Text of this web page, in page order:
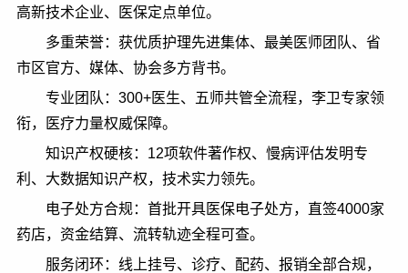
高新技术企业、医保定点单位。
多重荣誉：获优质护理先进集体、最美医师团队、省
市区官方、媒体、协会多方背书。
专业团队：300+医生、五师共管全流程，李卫专家领
衔，医疗力量权威保障。
知识产权硬核：12项软件著作权、慢病评估发明专
利、大数据知识产权，技术实力领先。
电子处方合规：首批开具医保电子处方，直签4000家
药店，资金结算、流转轨迹全程可查。
服务闭环：线上挂号、诊疗、配药、报销全部合规，